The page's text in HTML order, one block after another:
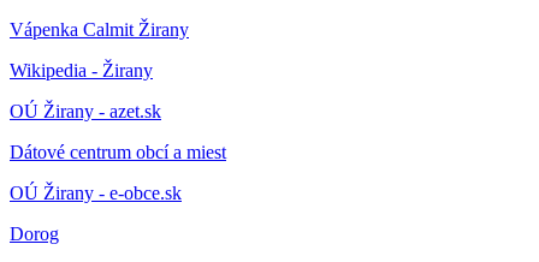
Vápenka Calmit Žirany
Wikipedia - Žirany
OÚ Žirany - azet.sk
Dátové centrum obcí a miest
OÚ Žirany - e-obce.sk
Dorog